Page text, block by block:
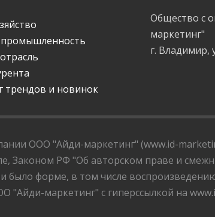
промышленность
трендов и новинок
Общество с
маркетинг"
г. Владимир,
ООО "Айди-маркетинг" (www.id-
Законом РФ "Об авторском праве и
форме, в том числе
"Айди-маркетинг" с гиперссылкой на